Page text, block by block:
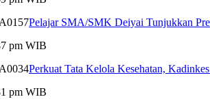
Pelajar SMA/SMK Deiyai Tunjukkan
pm WIB
Perkuat Tata Kelola Kesehatan,
pm WIB